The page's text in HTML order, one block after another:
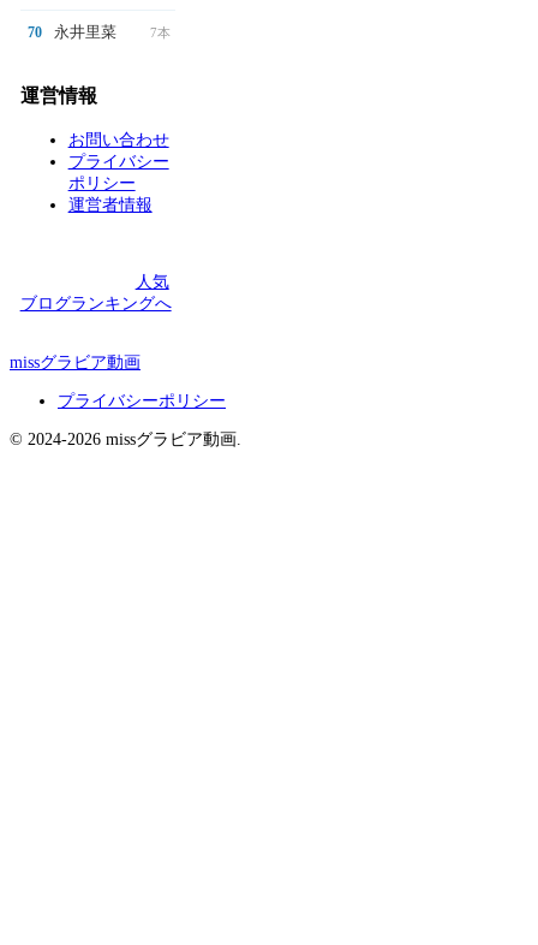
70 永井里菜 7本
運営情報
お問い合わせ
プライバシー
ポリシー
運営者情報
人気
ブログランキングへ
missグラビア動画
プライバシーポリシー
© 2024-2026 missグラビア動画.